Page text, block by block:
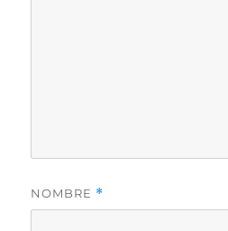
NOMBRE *